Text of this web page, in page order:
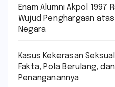
Enam Alumni Akpol 1997
Wujud Penghargaan
Negara
Kasus Kekerasan
Fakta, Pola Berulang,
Penanganannya